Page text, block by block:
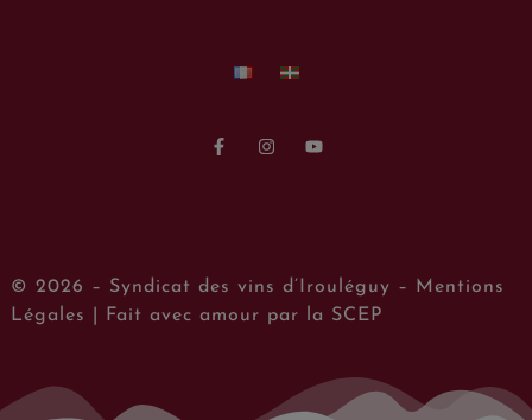
© 2026 – Syndicat des vins d’Irouléguy – Mentions
Légales
| Fait avec amour par la SCEP